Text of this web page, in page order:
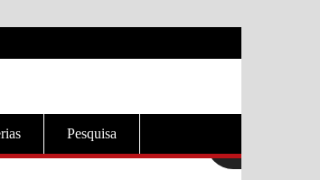
Pesquisa